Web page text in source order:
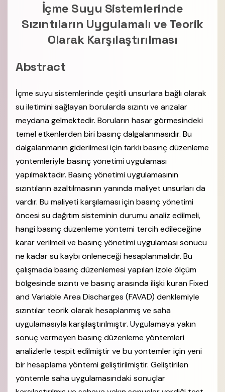
İçme Suyu Sistemlerinde
Sızıntıların Uygulamalı ve Teorik
Olarak Karşılaştırılması
Abstract
İçme suyu sistemlerinde çeşitli unsurlara bağlı olarak
su iletimini sağlayan borularda sızıntı ve arızalar
meydana gelmektedir. Boruların hasar görmesindeki
temel etkenlerden biri basınç dalgalanmasıdır. Bu
dalgalanmanın giderilmesi için farklı basınç düzenleme
yöntemleriyle basınç yönetimi uygulaması
yapılmaktadır. Basınç yönetimi uygulamasının
sızıntıların azaltılmasının yanında maliyet unsurları da
vardır. Bu maliyeti karşılaması için basınç yönetimi
öncesi su dağıtım sisteminin durumu analiz edilmeli,
hangi basınç düzenleme yöntemi tercih edileceğine
karar verilmeli ve basınç yönetimi uygulaması sonucu
ne kadar su kaybı önleneceği hesaplanmalıdır. Bu
çalışmada basınç düzenlemesi yapılan izole ölçüm
bölgesinde sızıntı ve basınç arasında ilişki kuran Fixed
and Variable Area Discharges (FAVAD) denklemiyle
sızıntılar teorik olarak hesaplanmış ve saha
uygulamasıyla karşılaştırılmıştır. Uygulamaya yakın
sonuç vermeyen basınç düzenleme yöntemleri
analizlerle tespit edilmiştir ve bu yöntemler için yeni
bir hesaplama yöntemi geliştirilmiştir. Geliştirilen
yöntemle saha uygulamasındaki sonuçlar